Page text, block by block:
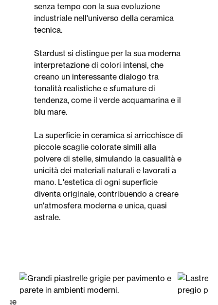
senza tempo con la sua evoluzione
industriale nell'universo della ceramica
tecnica.
Stardust si distingue per la sua moderna
interpretazione di colori intensi, che
creano un interessante dialogo tra
tonalità realistiche e sfumature di
tendenza, come il verde acquamarina e il
blu mare.
La superficie in ceramica si arricchisce di
piccole scaglie colorate simili alla
polvere di stelle, simulando la casualità e
unicità dei materiali naturali e lavorati a
mano. L'estetica di ogni superficie
diventa originale, contribuendo a creare
un'atmosfera moderna e unica, quasi
astrale.